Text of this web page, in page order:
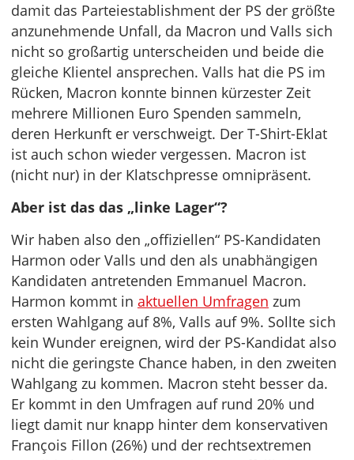
damit das Parteiestablishment der PS der größte
anzunehmende Unfall, da Macron und Valls sich
nicht so großartig unterscheiden und beide die
gleiche Klientel ansprechen. Valls hat die PS im
Rücken, Macron konnte binnen kürzester Zeit
mehrere Millionen Euro Spenden sammeln,
deren Herkunft er verschweigt. Der T-Shirt-Eklat
ist auch schon wieder vergessen. Macron ist
(nicht nur) in der Klatschpresse omnipräsent.
Aber ist das das „linke Lager“?
Wir haben also den „offiziellen“ PS-Kandidaten
Harmon oder Valls und den als unabhängigen
Kandidaten antretenden Emmanuel Macron.
Harmon kommt in aktuellen Umfragen zum
ersten Wahlgang auf 8%, Valls auf 9%. Sollte sich
kein Wunder ereignen, wird der PS-Kandidat also
nicht die geringste Chance haben, in den zweiten
Wahlgang zu kommen. Macron steht besser da.
Er kommt in den Umfragen auf rund 20% und
liegt damit nur knapp hinter dem konservativen
François Fillon (26%) und der rechtsextremen